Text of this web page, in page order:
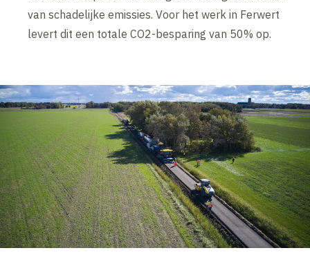
van schadelijke emissies. Voor het werk in Ferwert
levert dit een totale CO2-besparing van 50% op.